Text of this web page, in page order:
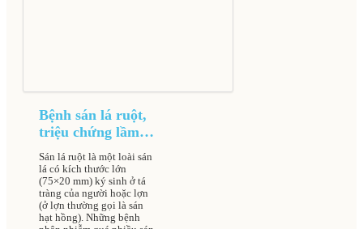
Bệnh sán lá ruột,
triệu chứng lầm
trị
Sán lá ruột là một loài sán
lá có kích thước lớn
(75×20 mm) ký sinh ở tá
tràng của người hoặc lợn
(ở lợn thường gọi là sán
hạt hồng). Những bệnh